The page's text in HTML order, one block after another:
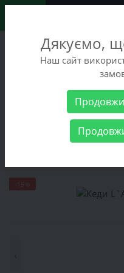
Жіночі товари Жіноче
Кеди L`Amo 25-
-15%
Дякуємо,
Наш сайт